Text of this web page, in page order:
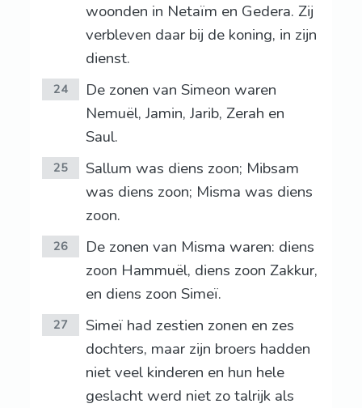
woonden in Netaïm en Gedera. Zij
verbleven daar bij de koning, in zijn
dienst.
24
De zonen van Simeon waren
Nemuël, Jamin, Jarib, Zerah en
Saul.
25
Sallum was diens zoon; Mibsam
was diens zoon; Misma was diens
zoon.
26
De zonen van Misma waren: diens
zoon Hammuël, diens zoon Zakkur,
en diens zoon Simeï.
27
Simeï had zestien zonen en zes
dochters, maar zijn broers hadden
niet veel kinderen en hun hele
geslacht werd niet zo talrijk als